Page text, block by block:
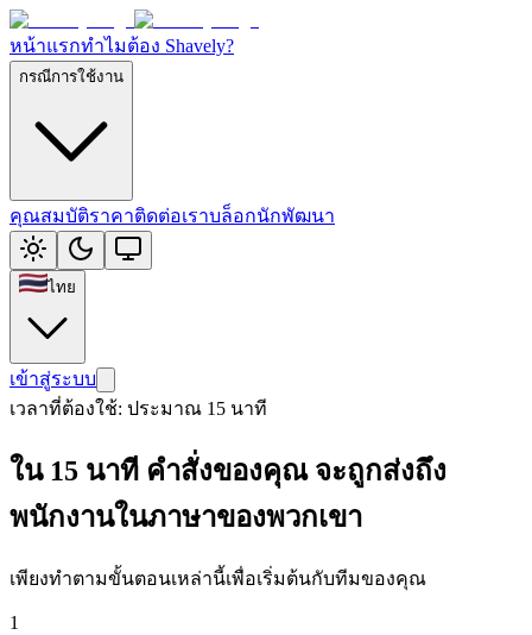
หน้าแรกทำไมต้อง Shavely?
กรณีการใช้งาน
คุณสมบัติราคาติดต่อเราบล็อกนักพัฒนา
ไทย
เข้าสู่ระบบ
เวลาที่ต้องใช้: ประมาณ 15 นาที
ใน 15 นาที คำสั่งของคุณ จะถูกส่งถึง
พนักงานในภาษาของพวกเขา
เพียงทำตามขั้นตอนเหล่านี้เพื่อเริ่มต้นกับทีมของคุณ
1